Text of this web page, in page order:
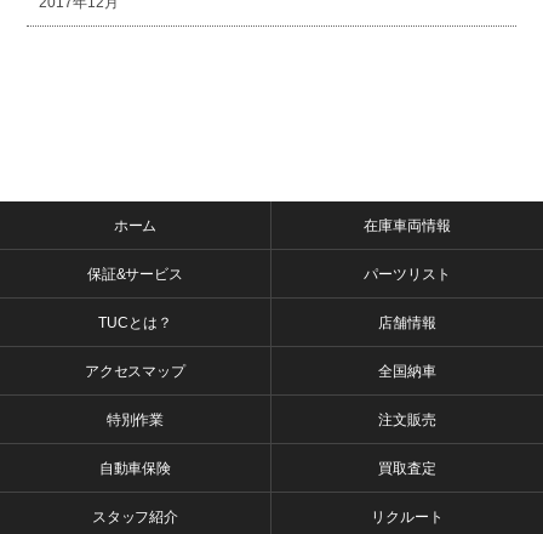
ホーム 在庫車両情報
保証&サービス パーツリスト
TUCとは？ 店舗情報
アクセスマップ 全国納車
特別作業 注文販売
自動車保険 買取査定
スタッフ紹介 リクルート